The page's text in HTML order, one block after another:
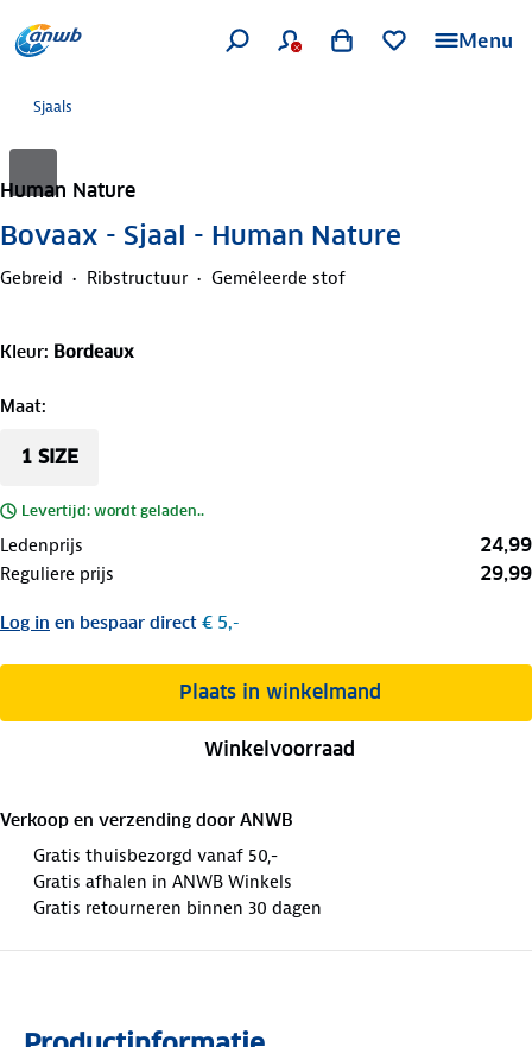
Menu
Sjaals
Human Nature
Bovaax - Sjaal - Human Nature
Gebreid Ribstructuur Gemêleerde stof
Kleur: Bordeaux
Maat:
1 SIZE
Levertijd: wordt geladen..
Ledenprijs 24,99
Reguliere prijs 29,99
Log in en bespaar direct € 5,-
Plaats in winkelmand
Winkelvoorraad
Verkoop en verzending door ANWB
Gratis thuisbezorgd vanaf 50,-
Gratis afhalen in ANWB Winkels
Gratis retourneren binnen 30 dagen